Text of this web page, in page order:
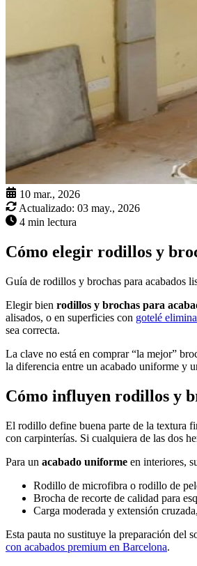
10 mar., 2026
Actualizado: 03 may., 2026
4 min lectura
Cómo elegir rodillos y
Guía de rodillos y brochas para acabados
Elegir bien rodillos y brochas para
alisados, o en superficies con gotelé
sea correcta.
La clave no está en comprar “la mejor”
la diferencia entre un acabado uniforme y
Cómo influyen rodillos y
El rodillo define buena parte de la textura
con carpinterías. Si cualquiera de las dos
Para un acabado uniforme en interiores,
Rodillo de microfibra o rodillo de
Brocha de recorte de calidad para
Carga moderada y extensión
Esta pauta no sustituye la preparación del
con acabados premium en Barcelona.